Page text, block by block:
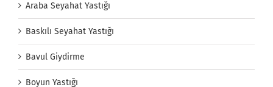
Araba Seyahat Yastığı
Baskılı Seyahat Yastığı
Bavul Giydirme
Boyun Yastığı